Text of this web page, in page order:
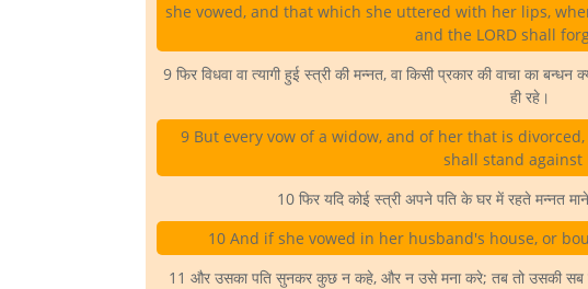
she vowed, and that which she uttered with her lips,
and the LORD shall
9 फिर विधवा वा त्यागी हुई स्त्री की मन्नत, वा किसी प्रकार की वाचा का
ही रहे।
9 But every vow of a widow, and of her that is
shall stand against
10 फिर यदि कोई स्त्री अपने पति के घर में रहते मन्नत
10 And if she vowed in her husband's house, or
11 और उसका पति सुनकर कुछ न कहे, और न उसे मना करे; तब तो उसकी सब